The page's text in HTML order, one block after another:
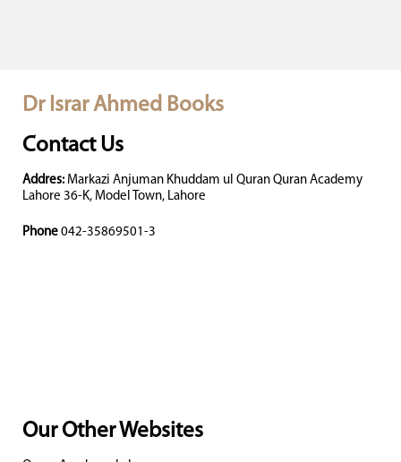
Dr Israr Ahmed Books
Contact Us
Addres: Markazi Anjuman Khuddam ul Quran Quran Academy
Lahore 36-K, Model Town, Lahore
Phone 042-35869501-3
Our Other Websites